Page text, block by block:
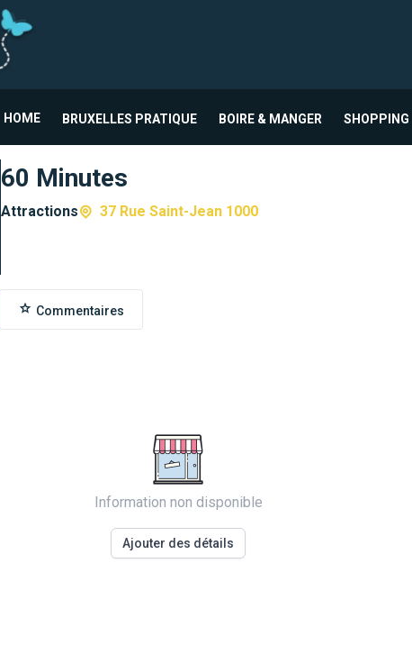
HOME BRUXELLES PRATIQUE BOIRE & MANGER SHOPPING
60 Minutes
Attractions 37 Rue Saint-Jean 1000
Commentaires
Information non disponible
Ajouter des détails